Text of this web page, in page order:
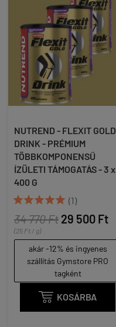
NUTREND - FLEXIT GOLD
DRINK - PRÉMIUM
TÖBBKOMPONENSŰ
ÍZÜLETI TÁMOGATÁS - 3 x
400 G
 (1)
34 770 Ft 29 500 Ft
(25 Ft / g)
akár -12% és ingyenes
szállítás Gymstore PRO
tagként
 KOSÁRBA